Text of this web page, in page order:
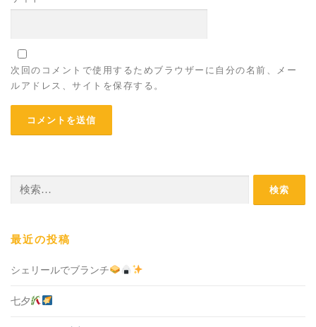
次回のコメントで使用するためブラウザーに自分の名前、メー
ルアドレス、サイトを保存する。
最近の投稿
シェリールでブランチ
七夕